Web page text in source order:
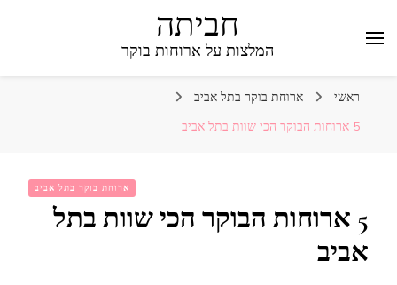
חביתה
המלצות על ארוחות בוקר
ראשי
ארוחת בוקר בתל אביב
5 ארוחות הבוקר הכי שוות בתל אביב
ארוחת בוקר בתל אביב
5 ארוחות הבוקר הכי שוות בתל
אביב